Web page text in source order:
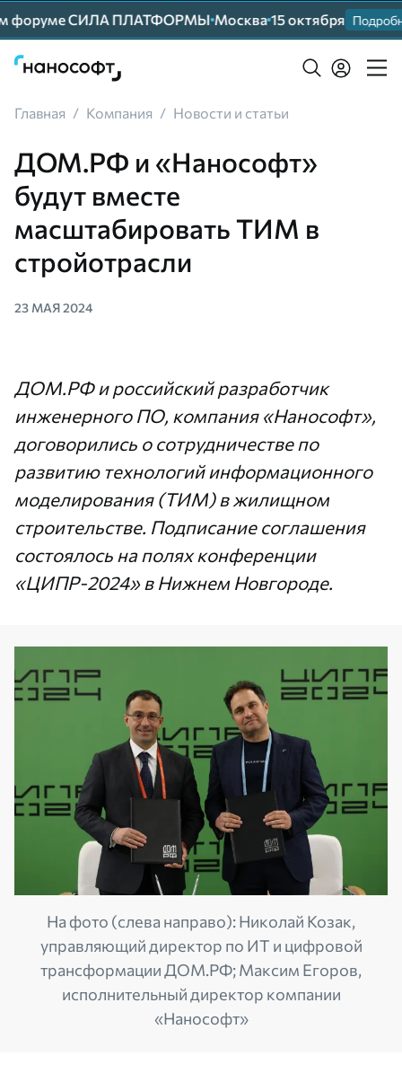
форуме СИЛА ПЛАТФОРМЫ Москва 15 октября Подробнее
Главная / Компания / Новости и статьи
ДОМ.РФ и «Нанософт»
будут вместе
масштабировать ТИМ в
стройотрасли
23 МАЯ 2024
ДОМ.РФ и российский разработчик
инженерного ПО, компания «Нанософт»,
договорились о сотрудничестве по
развитию технологий информационного
моделирования (ТИМ) в жилищном
строительстве. Подписание соглашения
состоялось на полях конференции
«ЦИПР-2024» в Нижнем Новгороде.
На фото (слева направо): Николай Козак,
управляющий директор по ИТ и цифровой
трансформации ДОМ.РФ; Максим Егоров,
исполнительный директор компании
«Нанософт»